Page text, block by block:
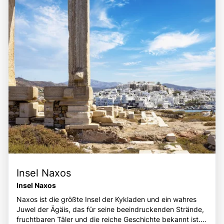
entspannen und die Schönheit der Ägäis zu genießen.
schönsten Reiseziele der griechischen Inselwelt.
Insel Naxos
Insel Naxos
Naxos ist die größte Insel der Kykladen und ein wahres
Juwel der Ägäis, das für seine beeindruckenden Strände,
fruchtbaren Täler und die reiche Geschichte bekannt ist.